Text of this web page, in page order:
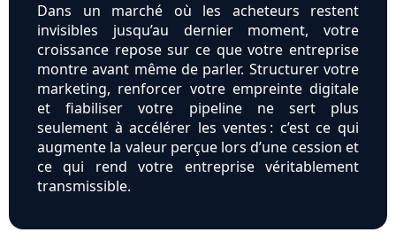
Dans un marché où les acheteurs restent
invisibles jusqu’au dernier moment, votre
croissance repose sur ce que votre entreprise
montre avant même de parler. Structurer votre
marketing, renforcer votre empreinte digitale
et fiabiliser votre pipeline ne sert plus
seulement à accélérer les ventes : c’est ce qui
augmente la valeur perçue lors d’une cession et
ce qui rend votre entreprise véritablement
transmissible.